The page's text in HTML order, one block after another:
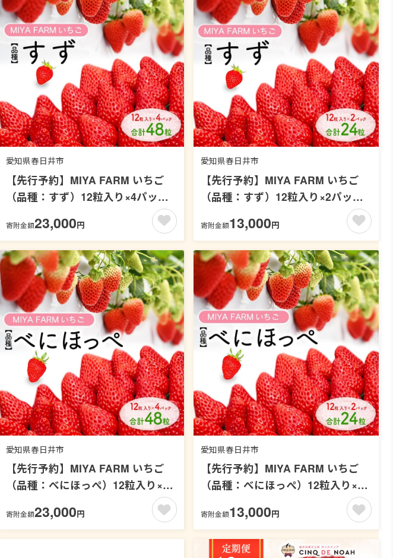
愛知県春日井市
【先行予約】MIYA FARM いちご
（品種：すず）12粒入り×4パック
合計 48粒 ※北海道・沖縄・離島へ
の配送不可 ※2027年1月中旬～5月
寄附金額23,000円
愛知県春日井市
【先行予約】MIYA FARM いちご
（品種：すず）12粒入り×2パック
合計 24粒 ※北海道・沖縄・離島へ
の配送不可 ※2027年1月中旬～5月
寄附金額13,000円
愛知県春日井市
【先行予約】MIYA FARM いちご
（品種：べにほっぺ）12粒入り×4
パック 合計 48粒 ※北海道・沖縄・
離島への配送不可 ※2027年1月中旬
寄附金額23,000円
愛知県春日井市
【先行予約】MIYA FARM いちご
（品種：べにほっぺ）12粒入り×2
パック 合計 24粒 ※北海道・沖縄・
離島への配送不可 ※2027年1月中旬
寄附金額13,000円